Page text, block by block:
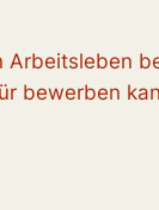
bewerben